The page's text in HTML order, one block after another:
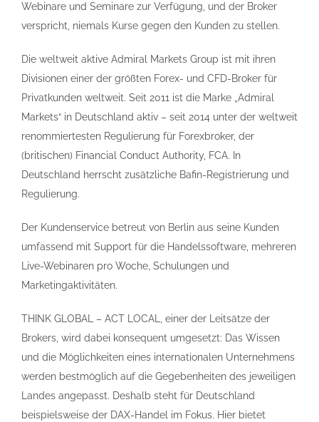
Webinare und Seminare zur Verfügung, und der Broker
verspricht, niemals Kurse gegen den Kunden zu stellen.
Die weltweit aktive Admiral Markets Group ist mit ihren
Divisionen einer der größten Forex- und CFD-Broker für
Privatkunden weltweit. Seit 2011 ist die Marke „Admiral
Markets“ in Deutschland aktiv – seit 2014 unter der weltweit
renommiertesten Regulierung für Forexbroker, der
(britischen) Financial Conduct Authority, FCA. In
Deutschland herrscht zusätzliche Bafin-Registrierung und
Regulierung.
Der Kundenservice betreut von Berlin aus seine Kunden
umfassend mit Support für die Handelssoftware, mehreren
Live-Webinaren pro Woche, Schulungen und
Marketingaktivitäten.
THINK GLOBAL – ACT LOCAL, einer der Leitsätze der
Brokers, wird dabei konsequent umgesetzt: Das Wissen
und die Möglichkeiten eines internationalen Unternehmens
werden bestmöglich auf die Gegebenheiten des jeweiligen
Landes angepasst. Deshalb steht für Deutschland
beispielsweise der DAX-Handel im Fokus. Hier bietet